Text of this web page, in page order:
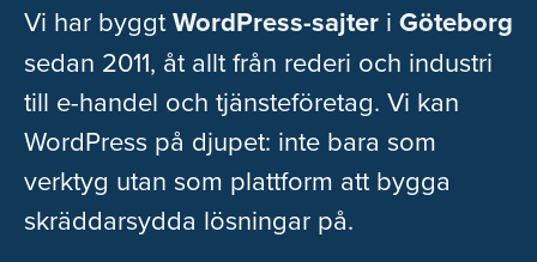
Vi har byggtWordPress-sajter i Göteborg
sedan 2011, åt allt från rederi och industri
till e-handel och tjänsteföretag. Vi kan
WordPress på djupet: inte bara som
verktyg utan som plattform att bygga
skräddarsydda lösningar på.